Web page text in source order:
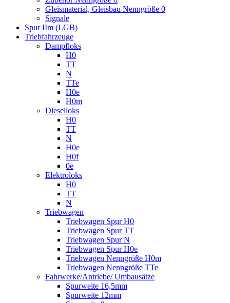
Gleismaterial, Gleisbau Nenngröße 0
Signale
Spur IIm (LGB)
Triebfahrzeuge
Dampfloks
H0
TT
N
TTe
H0e
H0m
Dieselloks
H0
TT
N
H0e
H0f
0e
Elektroloks
H0
TT
N
Triebwagen
Triebwagen Spur H0
Triebwagen Spur TT
Triebwagen Spur N
Triebwagen Spur H0e
Triebwagen Nenngröße H0m
Triebwagen Nenngröße TTe
Fahrwerke/Antriebe/ Umbausätze
Spurweite 16,5mm
Spurweite 12mm